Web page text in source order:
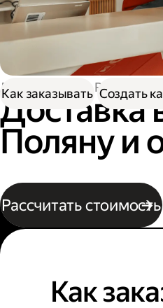
Доставка По России
Доставка
Поляну и
Рассчитать стоимость
Как заказывать Создать
Как